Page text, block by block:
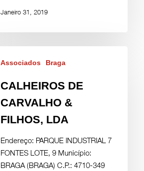
Janeiro 31, 2019
Associados Braga
CALHEIROS DE
CARVALHO &
FILHOS, LDA
Endereço: PARQUE INDUSTRIAL 7
FONTES LOTE, 9 Município:
BRAGA (BRAGA) C.P.: 4710-349